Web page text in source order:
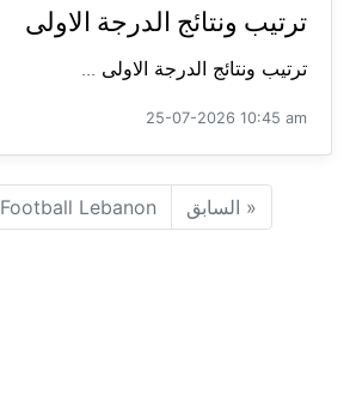
ترتيب ونتائج الدرجة الاولى
ترتيب ونتائج الدرجة الاولى ...
25-07-2026 10:45 am
« السابق Football Lebanon